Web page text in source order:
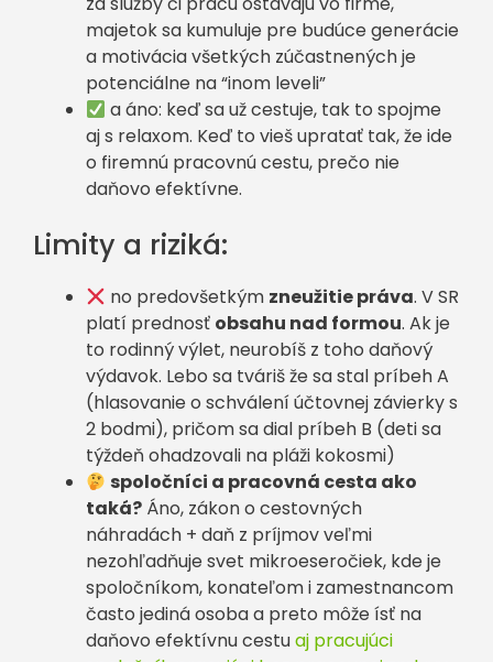
majetok sa kumuluje pre budúce generácie
a motivácia všetkých zúčastnených je
potenciálne na “inom leveli”
a áno: keď sa už cestuje, tak to spojme
aj s relaxom. Keď to vieš upratať tak, že ide
o firemnú pracovnú cestu, prečo nie
daňovo efektívne.
Limity a riziká:
no predovšetkým zneužitie práva. V SR
platí prednosť obsahu nad formou. Ak je
to rodinný výlet, neurobíš z toho daňový
výdavok. Lebo sa tváriš že sa stal príbeh A
(hlasovanie o schválení účtovnej závierky s
2 bodmi), pričom sa dial príbeh B (deti sa
týždeň ohadzovali na pláži kokosmi)
spoločníci a pracovná cesta ako
taká? Áno, zákon o cestovných
náhradách + daň z príjmov veľmi
nezohľadňuje svet mikroeseročiek, kde je
spoločníkom, konateľom i zamestnancom
často jediná osoba a preto môže ísť na
daňovo efektívnu cestuaj pracujúci